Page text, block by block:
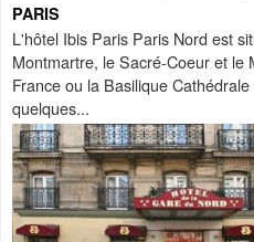
PARIS
L'hôtel Ibis Paris Paris Nord est
Montmartre, le Sacré-Coeur et le
France ou la Basilique
quelques...